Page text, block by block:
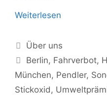
Weiterlesen
Kategorien
Über uns
Schlagwörter
Berlin, Fahrverbot,
München, Pendler,
Stickoxid,